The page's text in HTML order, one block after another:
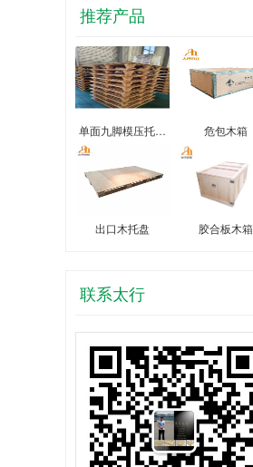
推荐产品
单面九脚模压托… 危包木箱
出口木托盘 胶合板木箱
联系太行